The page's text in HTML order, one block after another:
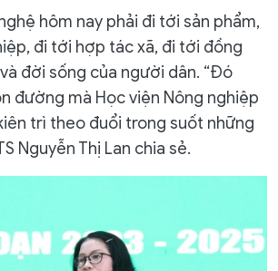
hôm nay phải đi tới sản phẩm,
đi tới hợp tác xã, đi tới đồng
đời sống của người dân. “Đó
đường mà Học viện Nông nghiệp
trì theo đuổi trong suốt những
Nguyễn Thị Lan chia sẻ.